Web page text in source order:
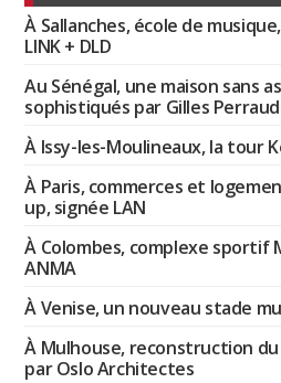
À Sallanches, école de
LINK + DLD
Au Sénégal, une maison sans
sophistiqués par Gilles
À Issy-les-Moulineaux, la tour
À Paris, commerces et
up, signée LAN
À Colombes, complexe sportif
ANMA
À Venise, un nouveau stade
À Mulhouse, reconstruction du
par Oslo Architectes